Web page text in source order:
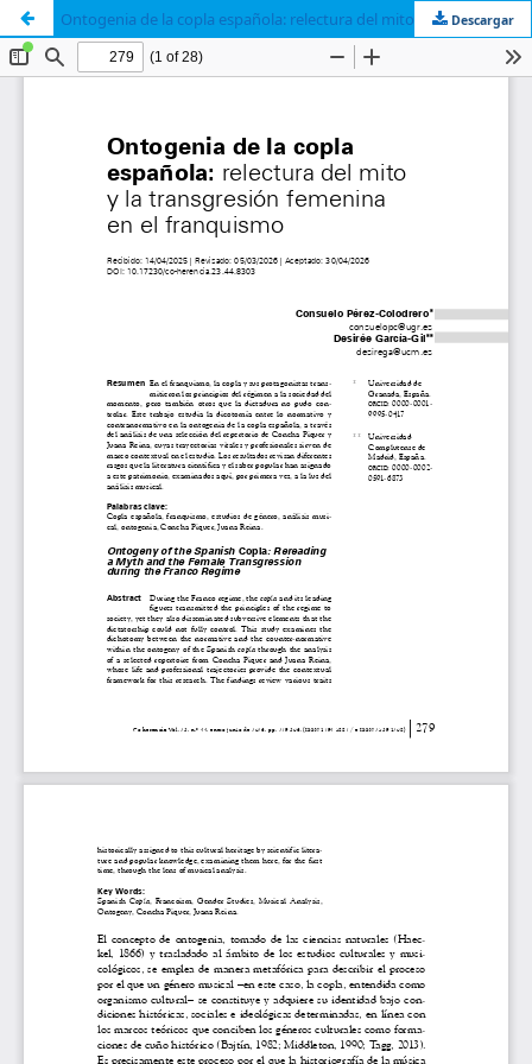
Ontogenia de la copla española: relectura del mito y la transgresión femenina en el franquismo
Descargar